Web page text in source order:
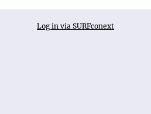
Log in via SURFconext